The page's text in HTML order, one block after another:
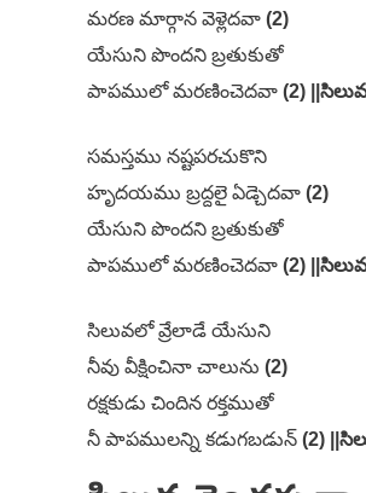
మరణ మార్గాన వెళ్లెదవా (2)
యేసుని పొందని బ్రతుకుతో
పాపములో మరణించెదవా (2)
సమస్తము నష్టపరచుకొని
హృదయము బ్రద్దలై ఏడ్చెదవా (2)
యేసుని పొందని బ్రతుకుతో
పాపములో మరణించెదవా (2)
సిలువలో వ్రేలాడే యేసుని
నీవు వీక్షించినా చాలును (2)
రక్షకుడు చిందిన రక్తముతో
నీ పాపములన్ని కడుగబడున్ (2)